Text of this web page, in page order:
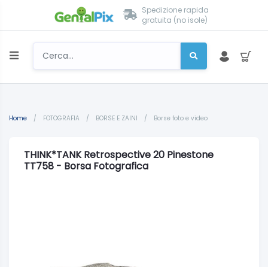
Spedizione rapida
gratuita (no isole)
Home / FOTOGRAFIA / BORSE E ZAINI / Borse foto e video
THINK*TANK Retrospective 20 Pinestone
TT758 - Borsa Fotografica